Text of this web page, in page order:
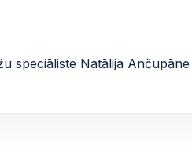
speciāliste Natālija Ančupāne